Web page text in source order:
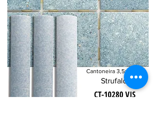
CT-10280 VIS
Cantoneira 3,5x20 cm
Strufaldi